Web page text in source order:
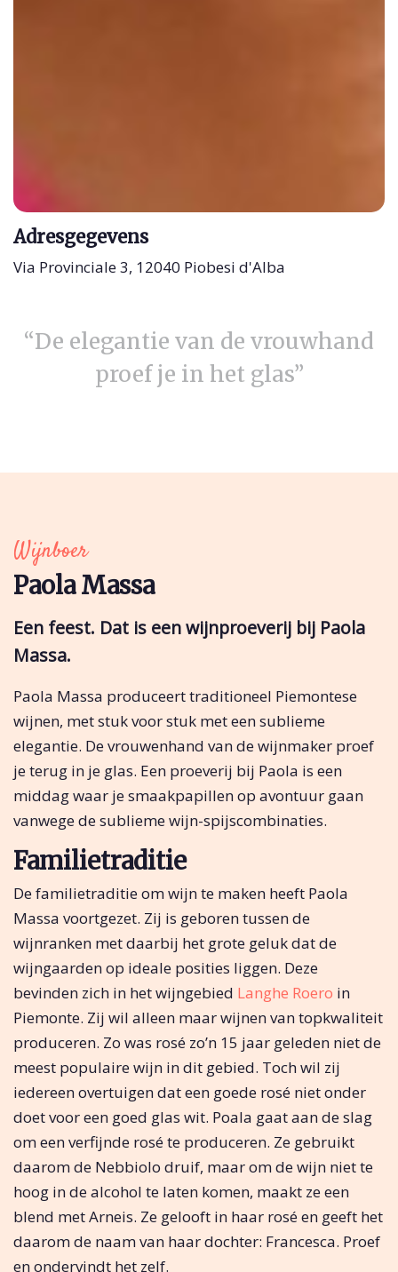
Adresgegevens
Via Provinciale 3, 12040 Piobesi d'Alba
“De elegantie van de vrouwhand
proef je in het glas”
Wijnboer
Paola Massa
Een feest. Dat is een wijnproeverij bij Paola
Massa.
Paola Massa produceert traditioneel Piemontese
wijnen, met stuk voor stuk met een sublieme
elegantie. De vrouwenhand van de wijnmaker proef
je terug in je glas. Een proeverij bij Paola is een
middag waar je smaakpapillen op avontuur gaan
vanwege de sublieme wijn-spijscombinaties.
Familietraditie
De familietraditie om wijn te maken heeft Paola
Massa voortgezet. Zij is geboren tussen de
wijnranken met daarbij het grote geluk dat de
wijngaarden op ideale posities liggen. Deze
bevinden zich in het wijngebied Langhe Roero in
Piemonte. Zij wil alleen maar wijnen van topkwaliteit
produceren. Zo was rosé zo’n 15 jaar geleden niet de
meest populaire wijn in dit gebied. Toch wil zij
iedereen overtuigen dat een goede rosé niet onder
doet voor een goed glas wit. Poala gaat aan de slag
om een verfijnde rosé te produceren. Ze gebruikt
daarom de Nebbiolo druif, maar om de wijn niet te
hoog in de alcohol te laten komen, maakt ze een
blend met Arneis. Ze gelooft in haar rosé en geeft het
daarom de naam van haar dochter: Francesca. Proef
en ondervindt het zelf.